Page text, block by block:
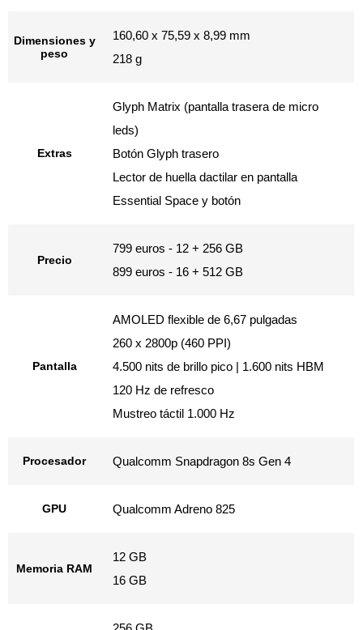
Dimensiones y
peso
160,60 x 75,59 x 8,99 mm
218 g
Extras
Glyph Matrix (pantalla trasera de micro
leds)
Botón Glyph trasero
Lector de huella dactilar en pantalla
Essential Space y botón
Precio
799 euros - 12 + 256 GB
899 euros - 16 + 512 GB
Pantalla
AMOLED flexible de 6,67 pulgadas
260 x 2800p (460 PPI)
4.500 nits de brillo pico | 1.600 nits HBM
120 Hz de refresco
Mustreo táctil 1.000 Hz
Procesador Qualcomm Snapdragon 8s Gen 4
GPU Qualcomm Adreno 825
Memoria RAM
12 GB
16 GB